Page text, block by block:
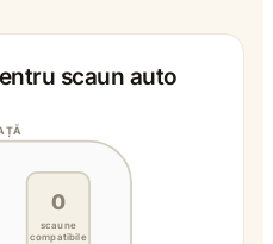
scaun auto
0
scaune
compatibile